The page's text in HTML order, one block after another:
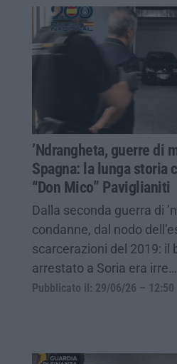
’Ndrangheta, guerre di
Spagna: la lunga storia
“Don Mico” Paviglianiti
Dalla seconda guerra di
condanne, dal nodo
scarcerazioni del 2019: il
arrestato a Soria era irre…
Pubblicato il: 29/06/26 – 12:50